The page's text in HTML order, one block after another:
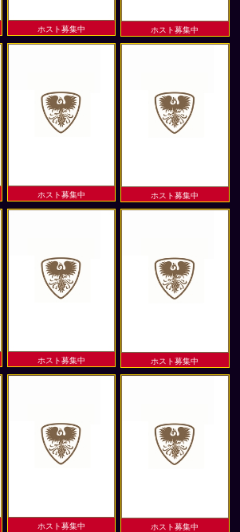
ホスト募集中 ホスト募集中
ホスト募集中 ホスト募集中
ホスト募集中 ホスト募集中
ホスト募集中 ホスト募集中